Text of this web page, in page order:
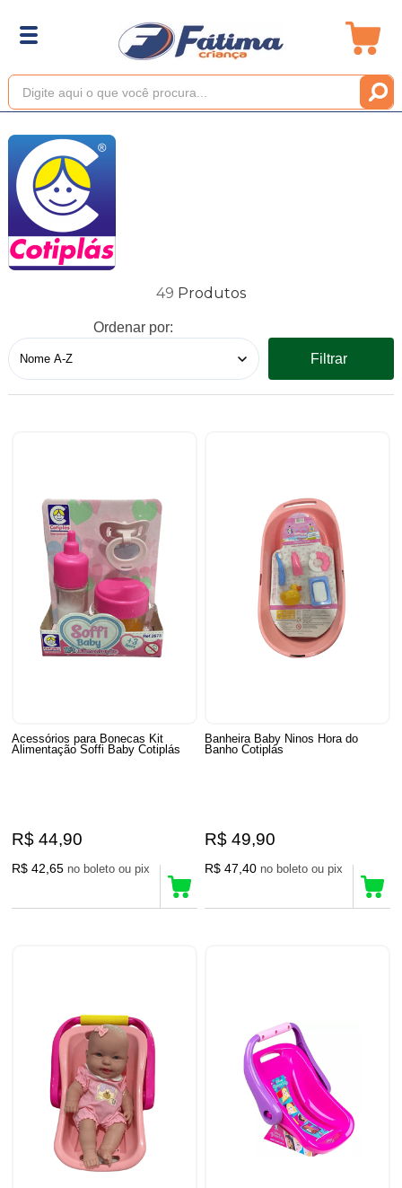
49
Ordenar por:
Filtrar
Acessórios para Bonecas Kit
Alimentação Soffi Baby Cotiplás
R$ 44,90
R$ 42,65 no boleto ou pix
Banheira Baby Ninos Hora do
Banho Cotiplás
R$ 49,90
R$ 47,40 no boleto ou pix